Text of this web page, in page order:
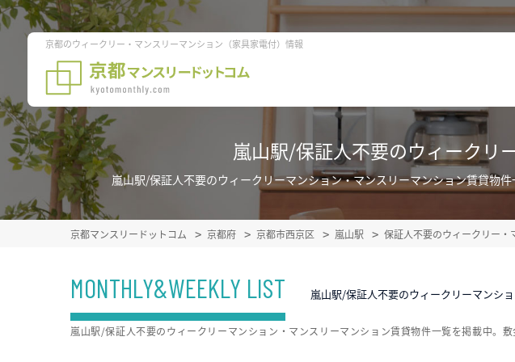
京都のウィークリー・マンスリーマンション（家具家電付）情報
嵐山駅/保証人不要のウィークリ
嵐山駅/保証人不要のウィークリーマンション・マンスリーマンション賃貸物
京都マンスリードットコム 京都府 京都市西京区 嵐山駅 保証人不要のウィークリー
MONTHLY&WEEKLY LIST 嵐山駅/保証人不要のウィークリーマンシ
嵐山駅/保証人不要のウィークリーマンション・マンスリーマンション賃貸物件一覧を掲載中。